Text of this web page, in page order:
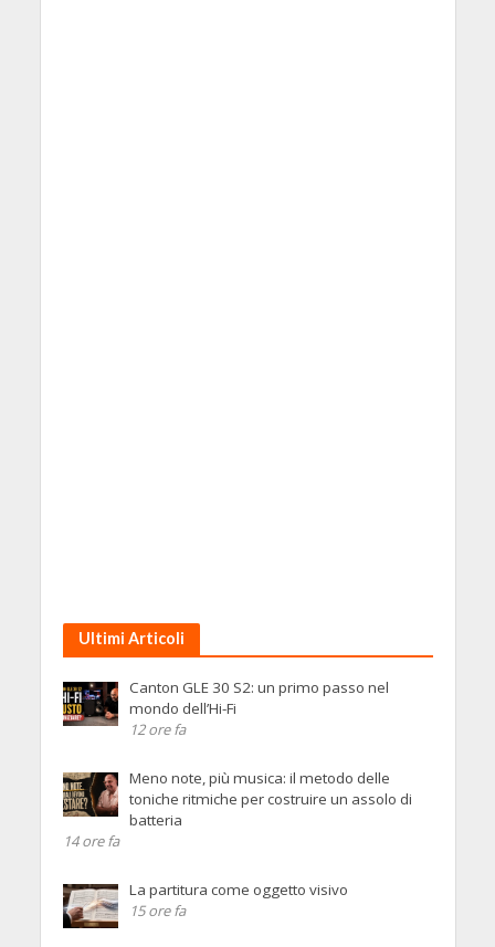
Ultimi Articoli
Canton GLE 30 S2: un primo passo nel
mondo dell’Hi-Fi
12 ore fa
Meno note, più musica: il metodo delle
toniche ritmiche per costruire un assolo di
batteria
14 ore fa
La partitura come oggetto visivo
15 ore fa